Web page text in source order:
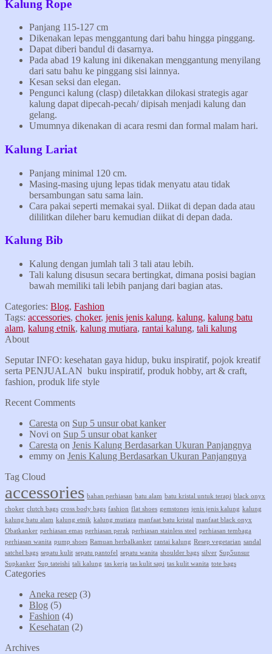
Kalung Rope
Panjang 115-127 cm
Dikenakan lepas menggantung dari bahu hingga pinggang.
Dapat diberi bandul di dasarnya.
Pada abad 19 kalung ini dikenakan menggantung menyilang
dari satu bahu ke pinggang sisi lainnya.
Kesan seksi dan elegan.
Pengunci kalung (clasp) diletakkan dilokasi strategis agar
kalung dapat dipecah-pecah/ dipisah menjadi kalung dan
gelang.
Umumnya dikenakan di acara resmi dan formal malam hari.
Kalung Lariat
Panjang minimal 120 cm.
Masing-masing ujung lepas tidak menyatu atau tidak
bersambungan satu sama lain.
Cara pakai seperti memakai syal. Diikat di depan dada atau
dililitkan dileher baru kemudian diikat di depan dada.
Kalung Bib
Kalung dengan jumlah tali 3 tali atau lebih.
Tali kalung disusun secara bertingkat, dimana posisi bagian
bawah memiliki tali lebih panjang dari bagian atas.
Categories: Blog, Fashion
Tags: accessories, choker, jenis jenis kalung, kalung, kalung batu
alam, kalung etnik, kalung mutiara, rantai kalung, tali kalung
About
Seputar INFO: kesehatan gaya hidup, buku inspiratif, pojok kreatif
serta PENJUALAN buku inspiratif, produk hobby, art & craft,
fashion, produk life style
Recent Comments
Caresta on Sup 5 unsur obat kanker
Novi on Sup 5 unsur obat kanker
Caresta on Jenis Kalung Berdasarkan Ukuran Panjangnya
emmy on Jenis Kalung Berdasarkan Ukuran Panjangnya
Tag Cloud
accessories bahan perhiasan batu alam batu kristal untuk terapi black onyx
choker clutch bags cross body bags fashion flat shoes gemstones jenis jenis kalung kalung
kalung batu alam kalung etnik kalung mutiara manfaat batu kristal manfaat black onyx
Obatkanker perhiasan emas perhiasan perak perhiasan stainless steel perhiasan tembaga
perhiasan wanita pump shoes Ramuan herbalkanker rantai kalung Resep vegetarian sandal
satchel bags sepatu kulit sepatu pantofel sepatu wanita shoulder bags silver Sup5unsur
Supkanker Sup tateishi tali kalung tas kerja tas kulit sapi tas kulit wanita tote bags
Categories
Aneka resep (3)
Blog (5)
Fashion (4)
Kesehatan (2)
Archives